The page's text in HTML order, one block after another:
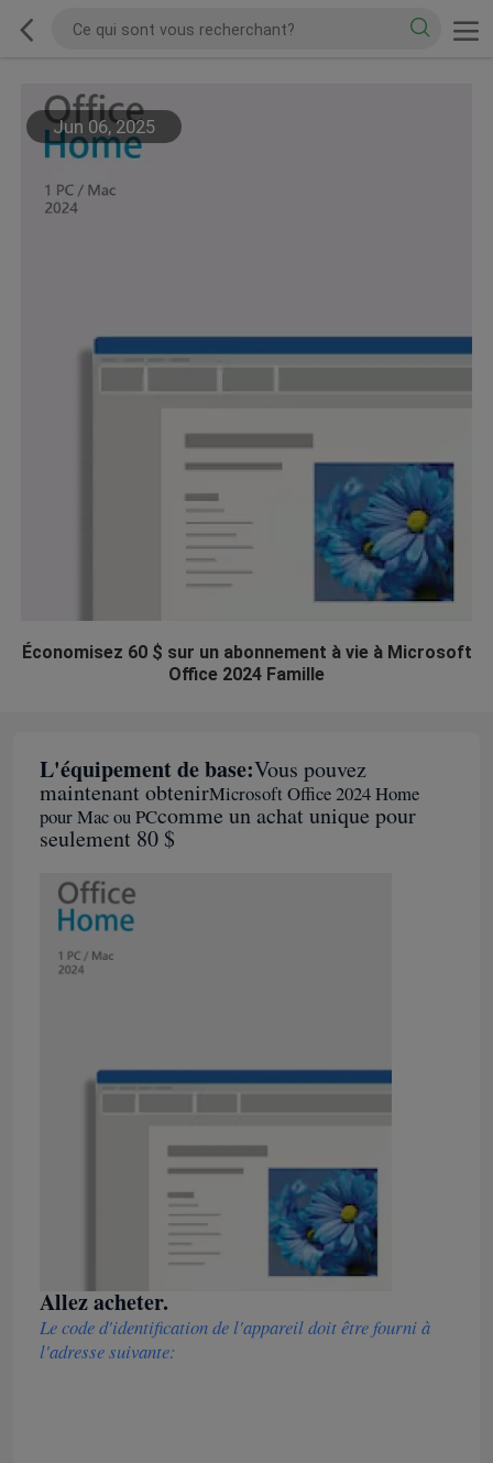
Jun 06, 2025
Économisez 60 $ sur un abonnement à vie à Microsoft
Office 2024 Famille
L'équipement de base:Vous pouvez
maintenant obtenirMicrosoft Office 2024 Home
pour Mac ou PCcomme un achat unique pour
seulement 80 $
Allez acheter.
Le code d'identification de l'appareil doit être fourni à
l'adresse suivante: